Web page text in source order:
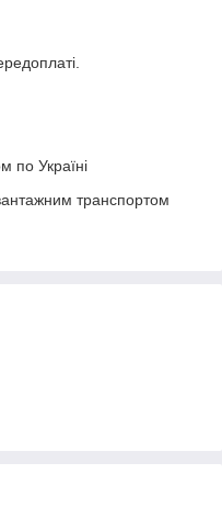
по Україні
транспортом